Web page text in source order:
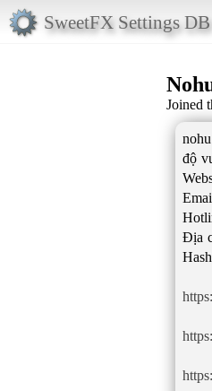
SweetFX Settings DB
Joined
độ
Địa